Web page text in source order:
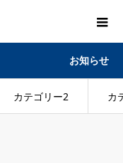
お知らせ
カテゴリー2 カ